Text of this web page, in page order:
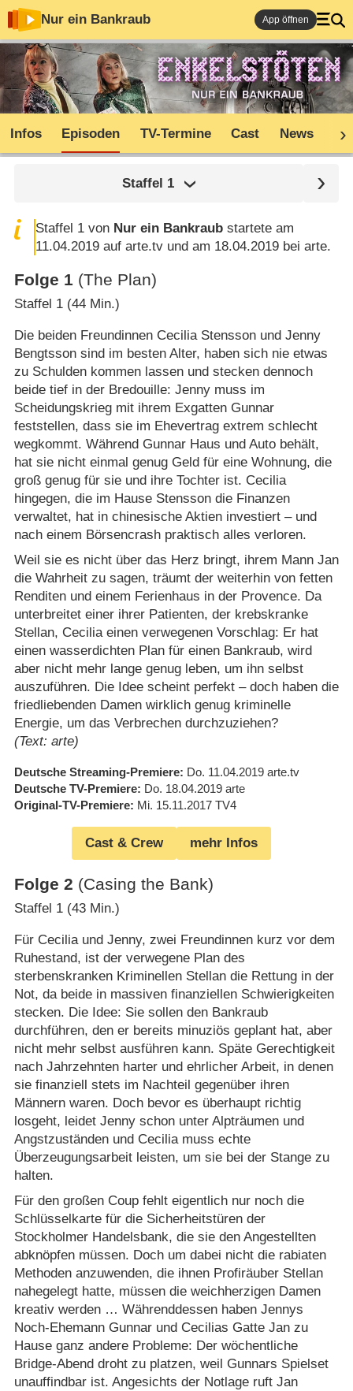
Nur ein Bankraub App öffnen
Infos Episoden TV-Termine Cast News
Staffel 1
Staffel 1 von Nur ein Bankraub startete am
11.04.2019 auf arte.tv und am 18.04.2019 bei arte.
Folge 1 (The Plan)
Staffel 1 (44 Min.)
Die beiden Freundinnen Cecilia Stensson und Jenny
Bengtsson sind im besten Alter, haben sich nie etwas
zu Schulden kommen lassen und stecken dennoch
beide tief in der Bredouille: Jenny muss im
Scheidungskrieg mit ihrem Exgatten Gunnar
feststellen, dass sie im Ehevertrag extrem schlecht
wegkommt. Während Gunnar Haus und Auto behält,
hat sie nicht einmal genug Geld für eine Wohnung, die
groß genug für sie und ihre Tochter ist. Cecilia
hingegen, die im Hause Stensson die Finanzen
verwaltet, hat in chinesische Aktien investiert – und
nach einem Börsencrash praktisch alles verloren.
Weil sie es nicht über das Herz bringt, ihrem Mann Jan
die Wahrheit zu sagen, träumt der weiterhin von fetten
Renditen und einem Ferienhaus in der Provence. Da
unterbreitet einer ihrer Patienten, der krebskranke
Stellan, Cecilia einen verwegenen Vorschlag: Er hat
einen wasserdichten Plan für einen Bankraub, wird
aber nicht mehr lange genug leben, um ihn selbst
auszuführen. Die Idee scheint perfekt – doch haben die
friedliebenden Damen wirklich genug kriminelle
Energie, um das Verbrechen durchzuziehen?
(Text: arte)
Deutsche Streaming-Premiere Do. 11.04.2019 arte.tv
Deutsche TV-Premiere Do. 18.04.2019 arte
Original-TV-Premiere Mi. 15.11.2017 TV4
Cast & Crew mehr Infos
Folge 2 (Casing the Bank)
Staffel 1 (43 Min.)
Für Cecilia und Jenny, zwei Freundinnen kurz vor dem
Ruhestand, ist der verwegene Plan des
sterbenskranken Kriminellen Stellan die Rettung in der
Not, da beide in massiven finanziellen Schwierigkeiten
stecken. Die Idee: Sie sollen den Bankraub
durchführen, den er bereits minuziös geplant hat, aber
nicht mehr selbst ausführen kann. Späte Gerechtigkeit
nach Jahrzehnten harter und ehrlicher Arbeit, in denen
sie finanziell stets im Nachteil gegenüber ihren
Männern waren. Doch bevor es überhaupt richtig
losgeht, leidet Jenny schon unter Alpträumen und
Angstzuständen und Cecilia muss echte
Überzeugungsarbeit leisten, um sie bei der Stange zu
halten.
Für den großen Coup fehlt eigentlich nur noch die
Schlüsselkarte für die Sicherheitstüren der
Stockholmer Handelsbank, die sie den Angestellten
abknöpfen müssen. Doch um dabei nicht die rabiaten
Methoden anzuwenden, die ihnen Profiräuber Stellan
nahegelegt hatte, müssen die weichherzigen Damen
kreativ werden … Währenddessen haben Jennys
Noch-Ehemann Gunnar und Cecilias Gatte Jan zu
Hause ganz andere Probleme: Der wöchentliche
Bridge-Abend droht zu platzen, weil Gunnars Spielset
unauffindbar ist. Angesichts der Notlage ruft Jan